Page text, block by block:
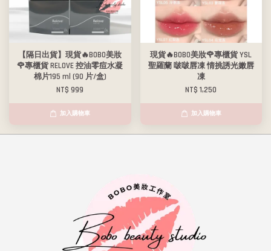
【隔日出貨】現貨🔥BOBO美妝
🌹專櫃貨 RELOVE 控油零痘水凝
棉片195 ml (90 片/盒)
NT$ 999
加入購物車
現貨🔥BOBO美妝🌹專櫃貨 YSL
聖羅蘭 啵啵唇凍 情挑誘光嫩唇
凍
NT$ 1,250
加入購物車